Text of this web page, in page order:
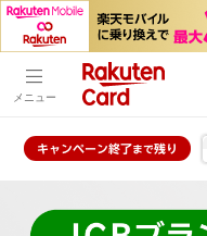
メニュー
キャンペーン終了まで残り